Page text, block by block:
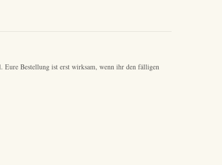
Eure Bestellung ist erst wirksam, wenn ihr den fälligen